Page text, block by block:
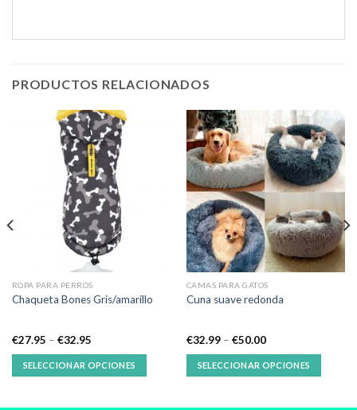
PRODUCTOS RELACIONADOS
ROPA PARA PERROS
Chaqueta Bones Gris/amarillo
€27.95 – €32.95
SELECCIONAR OPCIONES
CAMAS PARA GATOS
Cuna suave redonda
€32.99– €50.00
SELECCIONAR OPCIONES